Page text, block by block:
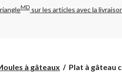
MD sur les articles avec la
à gâteaux
Plat
Plat à gâteau